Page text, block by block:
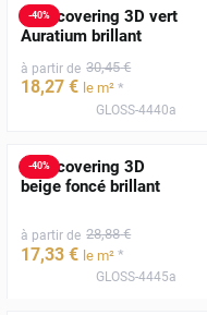
-40%
Film covering 3D vert
Auratium brillant
à partir de 30,45 €
18,27 € le m² *
GLOSS-4440a
-40%
Film covering 3D
beige foncé brillant
à partir de 28,88 €
17,33 € le m² *
GLOSS-4445a